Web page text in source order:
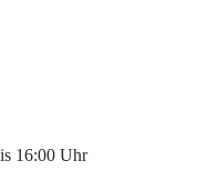
16:00 Uhr